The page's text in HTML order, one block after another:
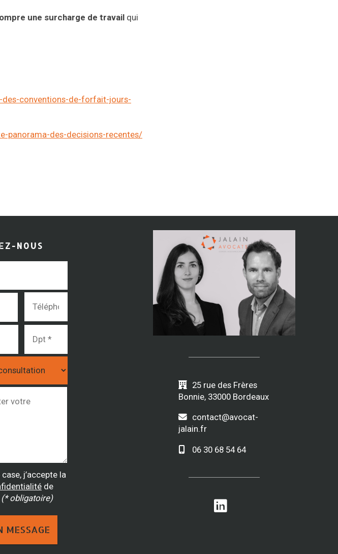
une surcharge de travail qui
conventions-de-forfait-jours-
panorama-des-decisions-recentes/
NOUS
j’accepte la
de
(* obligatoire)
25 rue des Frères
Bonnie, 33000 Bordeaux
contact@avocat-
jalain.fr
06 30 68 54 64